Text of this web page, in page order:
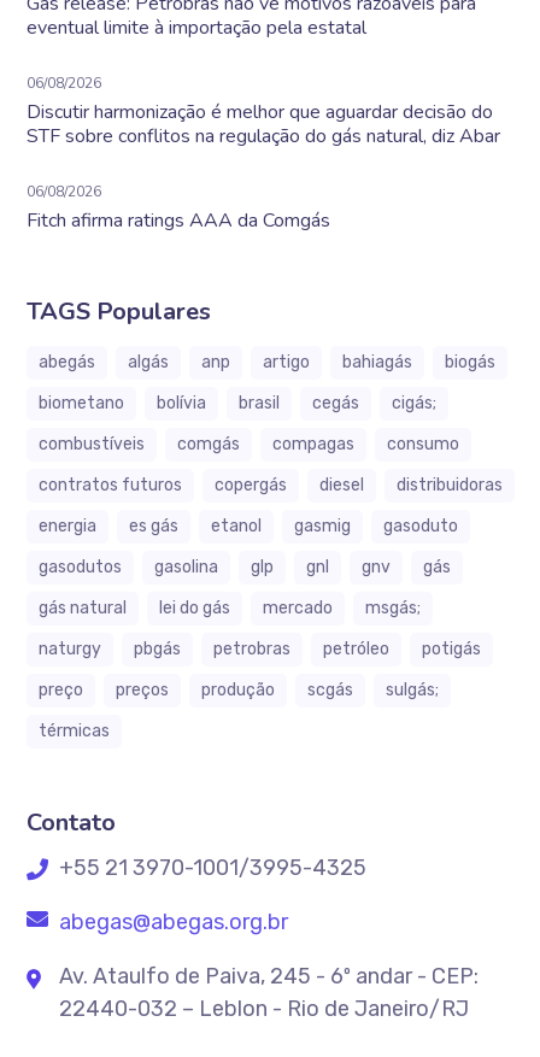
eventual limite à importação pela estatal
06/08/2026
Discutir harmonização é melhor que aguardar decisão do
STF sobre conflitos na regulação do gás natural, diz Abar
06/08/2026
Fitch afirma ratings AAA da Comgás
TAGS Populares
abegás algás anp artigo bahiagás
biogás
biometano
bolívia brasil cegás
cigás;
combustíveis
comgás compagas
consumo
contratos futuros
copergás diesel
distribuidoras
energia
es gás etanol gasmig
gasoduto
gasodutos
gasolina glp gnl gnv
gás
gás natural
lei do gás mercado
msgás;
naturgy
pbgás petrobras petróleo
potigás
preço
preços produção scgás
sulgás;
térmicas
Contato
+55 21 3970-1001/3995-4325
abegas@abegas.org.br
Av. Ataulfo de Paiva, 245 - 6º andar - CEP:
22440-032 – Leblon - Rio de Janeiro/RJ